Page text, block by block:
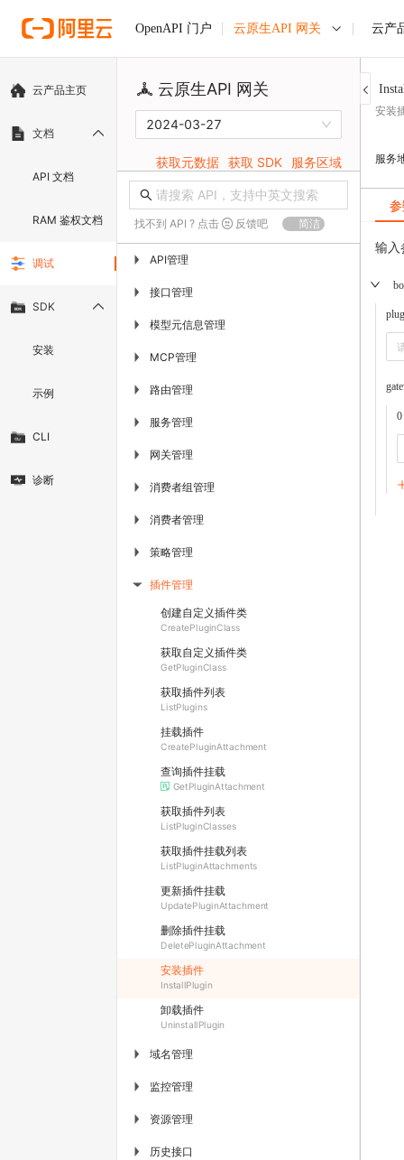
OpenAPI 门户 云原生API 网关 云产
云产品主页
文档
API 文档
RAM 鉴权文档
调试
SDK
安装
示例
CLI
诊断
云原生API 网关
2024-03-27
获取元数据 获取 SDK 服务区域
找不到 API ? 点击 反馈吧 简洁
▶ API管理
▶ 接口管理
▶ 模型元信息管理
▶ MCP管理
▶ 路由管理
▶ 服务管理
▶ 网关管理
▶ 消费者组管理
▶ 消费者管理
▶ 策略管理
▶ 插件管理
创建自定义插件类
CreatePluginClass
获取自定义插件类
GetPluginClass
获取插件列表
ListPlugins
挂载插件
CreatePluginAttachment
查询插件挂载
GetPluginAttachment
获取插件列表
ListPluginClasses
获取插件挂载列表
ListPluginAttachments
更新插件挂载
UpdatePluginAttachment
删除插件挂载
DeletePluginAttachment
安装插件
InstallPlugin
卸载插件
UninstallPlugin
▶ 域名管理
▶ 监控管理
▶ 资源管理
▶ 历史接口
安装
服务
输入
0